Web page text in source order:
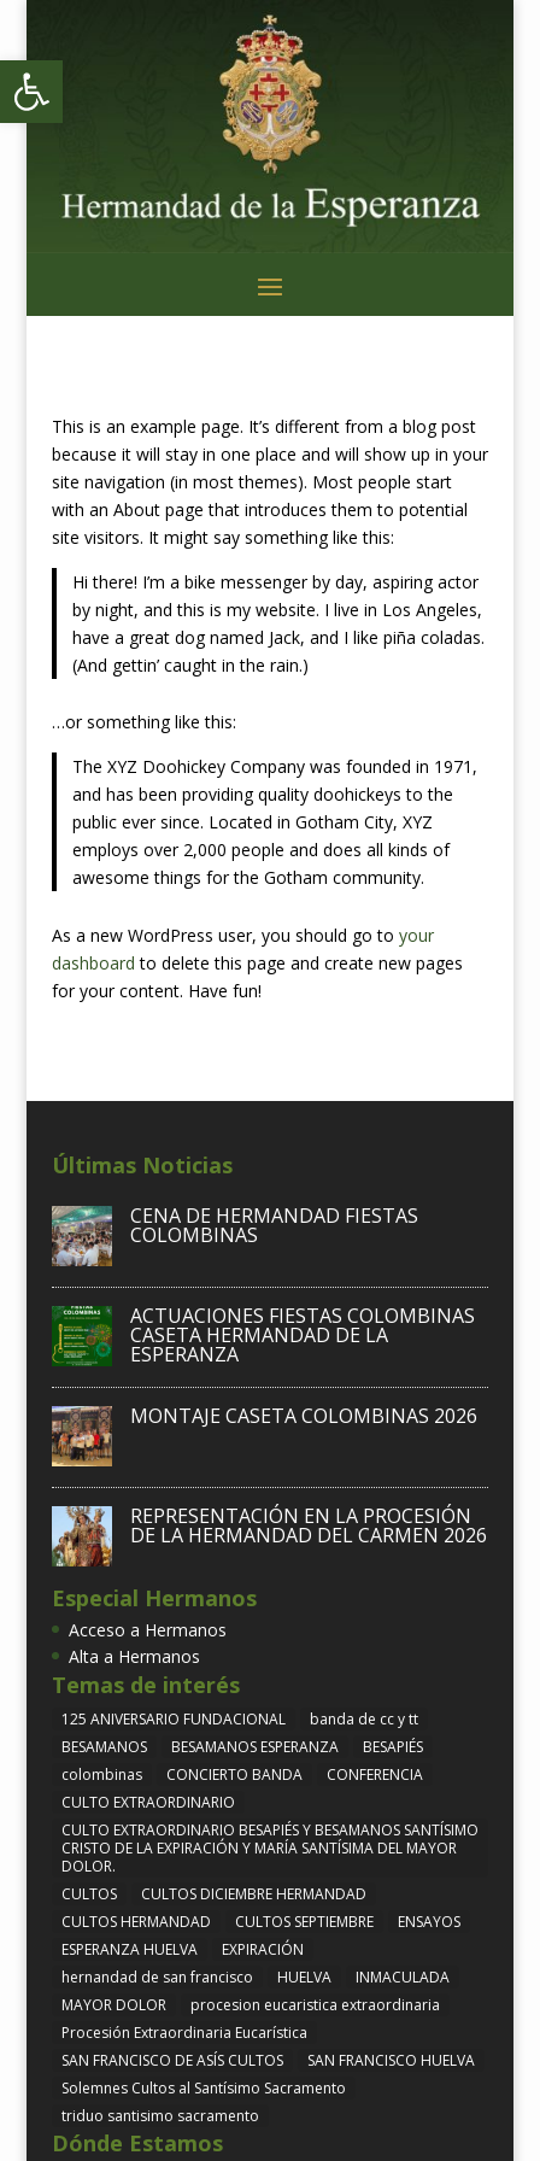
Abrir barra de herramientas
This is an example page. It’s different from a blog post
because it will stay in one place and will show up in your
site navigation (in most themes). Most people start
with an About page that introduces them to potential
site visitors. It might say something like this:
Hi there! I’m a bike messenger by day, aspiring actor
by night, and this is my website. I live in Los Angeles,
have a great dog named Jack, and I like piña coladas.
(And gettin’ caught in the rain.)
…or something like this:
The XYZ Doohickey Company was founded in 1971,
and has been providing quality doohickeys to the
public ever since. Located in Gotham City, XYZ
employs over 2,000 people and does all kinds of
awesome things for the Gotham community.
As a new WordPress user, you should go to your
dashboard to delete this page and create new pages
for your content. Have fun!
Últimas Noticias
CENA DE HERMANDAD FIESTAS
COLOMBINAS
ACTUACIONES FIESTAS COLOMBINAS
CASETA HERMANDAD DE LA
ESPERANZA
MONTAJE CASETA COLOMBINAS 2026
REPRESENTACIÓN EN LA PROCESIÓN
DE LA HERMANDAD DEL CARMEN 2026
Especial Hermanos
Acceso a Hermanos
Alta a Hermanos
Temas de interés
125 ANIVERSARIO FUNDACIONAL
banda de cc y tt
BESAMANOS
BESAMANOS ESPERANZA
BESAPIÉS
colombinas
CONCIERTO BANDA
CONFERENCIA
CULTO EXTRAORDINARIO
CULTO EXTRAORDINARIO BESAPIÉS Y BESAMANOS SANTÍSIMO
CRISTO DE LA EXPIRACIÓN Y MARÍA SANTÍSIMA DEL MAYOR
DOLOR.
CULTOS
CULTOS DICIEMBRE HERMANDAD
CULTOS HERMANDAD
CULTOS SEPTIEMBRE
ENSAYOS
ESPERANZA HUELVA
EXPIRACIÓN
hernandad de san francisco
HUELVA
INMACULADA
MAYOR DOLOR
procesion eucaristica extraordinaria
Procesión Extraordinaria Eucarística
SAN FRANCISCO DE ASÍS CULTOS
SAN FRANCISCO HUELVA
Solemnes Cultos al Santísimo Sacramento
triduo santisimo sacramento
Dónde Estamos